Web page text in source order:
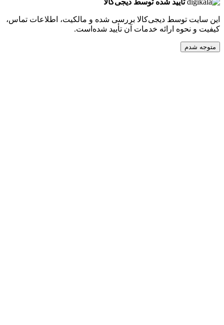
تایید شده توسط دیجی‌کالا
توسط دیجی‌کالا بررسی شده و مالکیت، اطلاعات تماس،
ارائه خدمات آن تأیید شده‌است.